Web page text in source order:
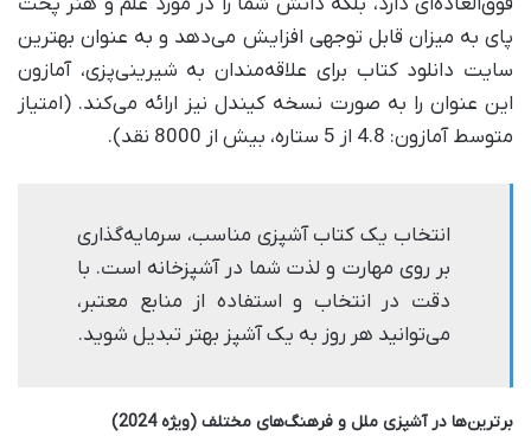
پای به میزان قابل توجهی افزایش می‌دهد و به عنوان بهترین
سایت دانلود کتاب برای علاقه‌مندان به شیرینی‌پزی، آمازون
این عنوان را به صورت نسخه کیندل نیز ارائه می‌کند. (امتیاز
متوسط آمازون: 4.8 از 5 ستاره، بیش از 8000 نقد).
انتخاب یک کتاب آشپزی مناسب، سرمایه‌گذاری
بر روی مهارت و لذت شما در آشپزخانه است. با
دقت در انتخاب و استفاده از منابع معتبر،
می‌توانید هر روز به یک آشپز بهتر تبدیل شوید.
برترین‌ها در آشپزی ملل و فرهنگ‌های مختلف (ویژه 2024)